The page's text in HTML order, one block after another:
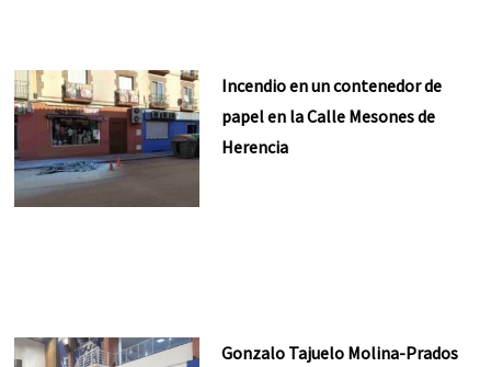
Incendio en un contenedor de
papel en la Calle Mesones de
Herencia
Gonzalo Tajuelo Molina-Prados